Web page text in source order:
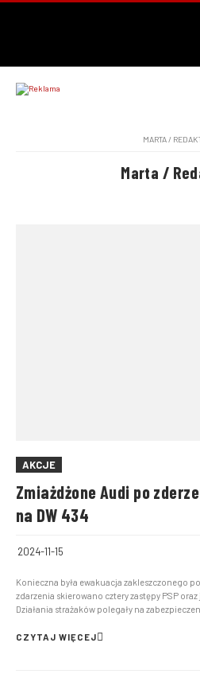
MARTA /
Marta /
AKCJE
Zmiażdżone Audi po
na DW 434
2024-11-15
Konieczna była ewakuacja zakleszczonego
zdarzenia skierowano cztery zastępy PSP oraz
Działania strażaków polegały na
odcinka drogi wojewódzkiej nr 434. Z uwagi na
CZYTAJ WIĘCEJ